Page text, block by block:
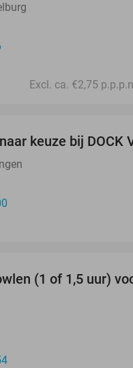
Excl. ca. €2,75
keuze bij DOCK
(1 of 1,5 uur)